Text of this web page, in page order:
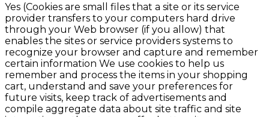
Yes (Cookies are small files that a site or its service
provider transfers to your computers hard drive
through your Web browser (if you allow) that
enables the sites or service providers systems to
recognize your browser and capture and remember
certain information We use cookies to help us
remember and process the items in your shopping
cart, understand and save your preferences for
future visits, keep track of advertisements and
compile aggregate data about site traffic and site